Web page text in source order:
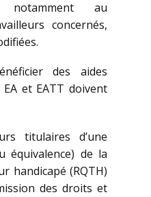
notamment au
concernés,
des aides
EA et EATT doivent
titulaires d’une
équivalence) de la
handicapé (RQTH)
des droits et